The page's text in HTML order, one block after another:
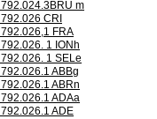
792.024.3BRU m
792.026 CRI
792.026,1 FRA
792.026. 1 IONh
792.026. 1 SELe
792.026.1 ABBg
792.026.1 ABRn
792.026.1 ADAa
792.026.1 ADE